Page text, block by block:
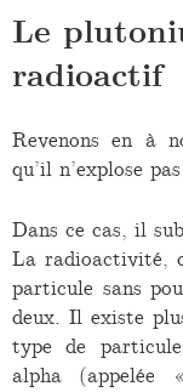
Le
radioactif
Revenons en à
qu’il n’explose
Dans ce cas, il
La radioactivité,
particule sans
deux. Il existe
type de
alpha (appelée